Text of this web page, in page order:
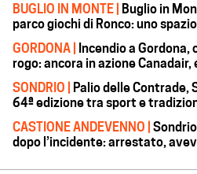
BUGLIO IN MONTE |
Buglio in
parco giochi di Ronco: uno
GORDONA |
Incendio a
rogo: ancora in azione
SONDRIO |
Palio delle Contrade,
64ª edizione tra sport e
CASTIONE ANDEVENNO |
dopo l’incidente: arrestato,